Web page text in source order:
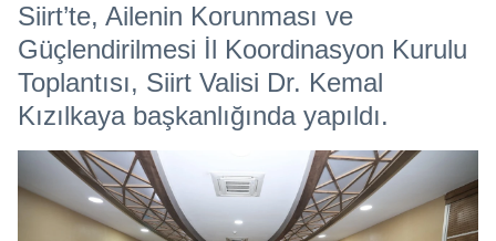
Siirt’te, Ailenin Korunması ve
Güçlendirilmesi İl Koordinasyon Kurulu
Toplantısı, Siirt Valisi Dr. Kemal
Kızılkaya başkanlığında yapıldı.